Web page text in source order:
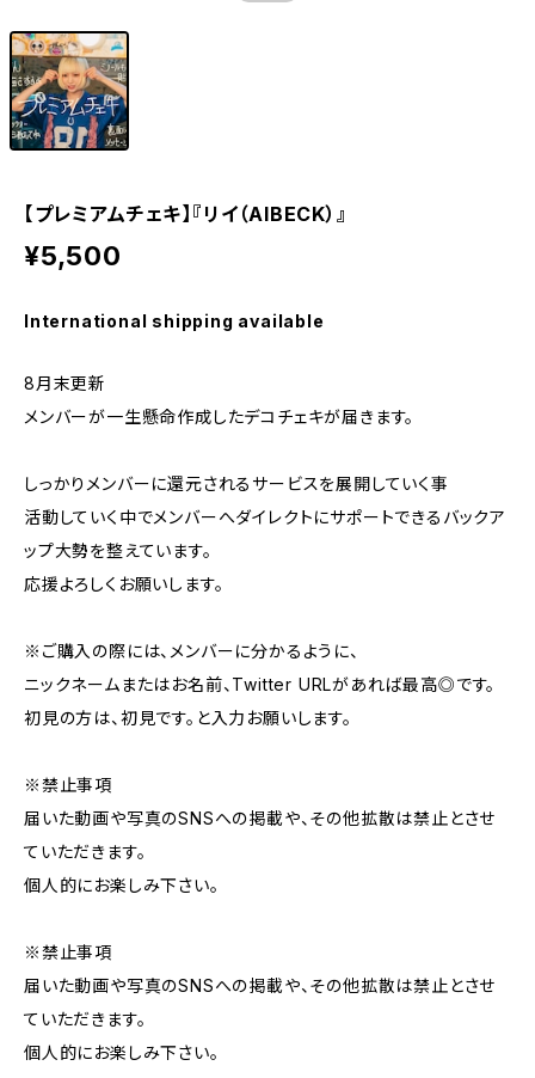
【プレミアムチェキ】『リイ（AIBECK）』
¥5,500
International shipping available
8月末更新
メンバーが一生懸命作成したデコチェキが届きます。
しっかりメンバーに還元されるサービスを展開していく事
活動していく中でメンバーへダイレクトにサポートできるバックア
ップ大勢を整えています。
応援よろしくお願いします。
※ご購入の際には、メンバーに分かるように、
ニックネームまたはお名前、Twitter URLがあれば最高◎です。
初見の方は、初見です。と入力お願いします。
※禁止事項
届いた動画や写真のSNSへの掲載や、その他拡散は禁止とさせ
ていただきます。
個人的にお楽しみ下さい。
※禁止事項
届いた動画や写真のSNSへの掲載や、その他拡散は禁止とさせ
ていただきます。
個人的にお楽しみ下さい。